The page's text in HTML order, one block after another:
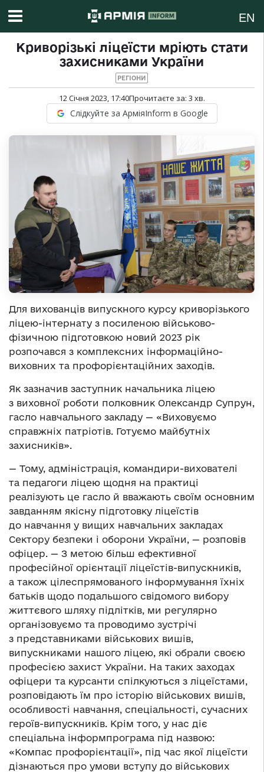
EN
Криворізькі ліцеїсти мріють стати
захисниками України
РЕГІОНИ
12 Січня 2023, 17:40Прочитаєте за: 3 хв.
Слідкуйте за АрміяInform в Google
Для вихованців випускного курсу криворізького
ліцею-інтернату з посиленою військово-
фізичною підготовкою новий 2023 рік
розпочався з комплексних інформаційно-
виховних та профорієнтаційних заходів.
Як зазначив заступник начальника ліцею
з виховної роботи полковник Олександр Супрун,
гасло навчального закладу — «Виховуємо
справжніх патріотів. Готуємо майбутніх
захисників».
— Тому, адміністрація, командири-вихователі
та педагоги ліцею щодня на практиці
реалізують це гасло й вважають своїм основним
завданням якісну підготовку ліцеїстів
до навчання у вищих навчальних закладах
Сектору безпеки і оборони України, — розповів
офіцер. — З метою більш ефективної
професійної орієнтації ліцеїстів-випускників,
а також цілеспрямованого інформування їхніх
батьків щодо подальшого свідомого вибору
життєвого шляху підлітків, ми регулярно
організовуємо та проводимо зустрічі
з представниками військових вишів,
випускниками нашого ліцею, які обрали своєю
професією захист України. На таких заходах
офіцери та курсанти спілкуються з ліцеїстами,
розповідають їм про історію військових вишів,
особливості навчання, спеціальності, сучасних
героїв-випускників. Крім того, у нас діє
спеціальна інформпрограма під назвою:
«Компас профорієнтації», під час якої ліцеїсти
дізнаються про умови вступу до військових